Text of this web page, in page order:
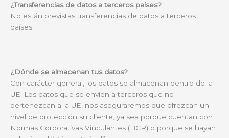
¿Transferencias de datos a terceros países?
No están previstas transferencias de datos a terceros
países.
¿Dónde se almacenan tus datos?
Con carácter general, los datos se almacenan dentro de la
UE. Los datos que se envíen a terceros que no
pertenezcan a la UE, nos aseguraremos que ofrezcan un
nivel de protección su cliente, ya sea porque cuentan con
Normas Corporativas Vinculantes (BCR) o porque se hayan